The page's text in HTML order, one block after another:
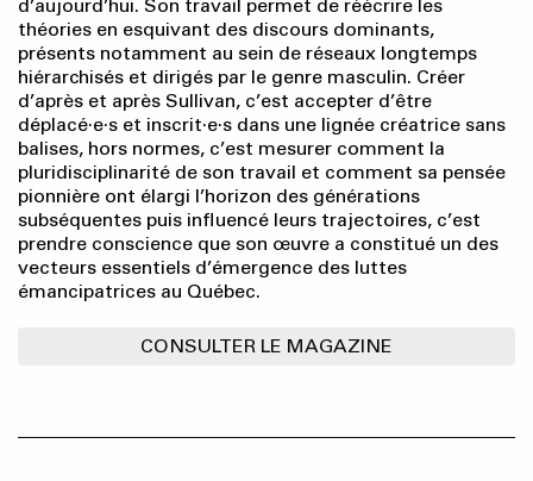
d’aujourd’hui. Son travail permet de réécrire les
théories en esquivant des discours dominants,
présents notamment au sein de réseaux longtemps
hiérarchisés et dirigés par le genre masculin. Créer
d’après et après Sullivan, c’est accepter d’être
déplacé·e·s et inscrit·e·s dans une lignée créatrice sans
balises, hors normes, c’est mesurer comment la
pluridisciplinarité de son travail et comment sa pensée
pionnière ont élargi l’horizon des générations
subséquentes puis influencé leurs trajectoires, c’est
prendre conscience que son œuvre a constitué un des
vecteurs essentiels d’émergence des luttes
émancipatrices au Québec.
CONSULTER LE MAGAZINE